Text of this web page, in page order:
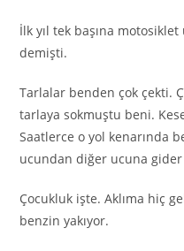
İlk yıl tek başına
demişti.
Tarlalar benden çok çekti.
tarlaya sokmuştu beni.
Saatlerce o yol kenarında
ucundan diğer ucuna
Çocukluk işte. Aklıma hiç
benzin yakıyor.